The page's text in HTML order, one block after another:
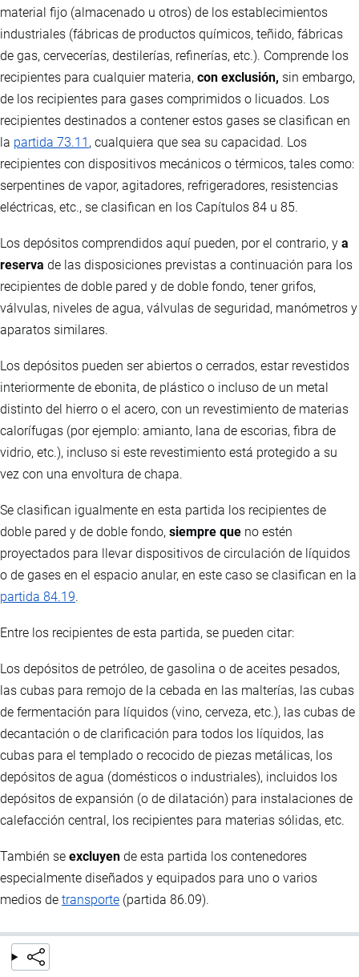
material fijo (almacenado u otros) de los establecimientos
industriales (fábricas de productos químicos, teñido, fábricas
de gas, cervecerías, destilerías, refinerías, etc.). Comprende los
recipientes para cualquier materia, con exclusión, sin embargo,
de los recipientes para gases comprimidos o licuados. Los
recipientes destinados a contener estos gases se clasifican en
la partida 73.11 , cualquiera que sea su capacidad. Los
recipientes con dispositivos mecánicos o térmicos, tales como:
serpentines de vapor, agitadores, refrigeradores, resistencias
eléctricas, etc., se clasifican en los Capítulos 84 u 85.
Los depósitos comprendidos aquí pueden, por el contrario, y a
reserva de las disposiciones previstas a continuación para los
recipientes de doble pared y de doble fondo, tener grifos,
válvulas, niveles de agua, válvulas de seguridad, manómetros y
aparatos similares.
Los depósitos pueden ser abiertos o cerrados, estar revestidos
interiormente de ebonita, de plástico o incluso de un metal
distinto del hierro o el acero, con un revestimiento de materias
calorífugas (por ejemplo: amianto, lana de escorias, fibra de
vidrio, etc.), incluso si este revestimiento está protegido a su
vez con una envoltura de chapa.
Se clasifican igualmente en esta partida los recipientes de
doble pared y de doble fondo, siempre que no estén
proyectados para llevar dispositivos de circulación de líquidos
o de gases en el espacio anular, en este caso se clasifican en la
partida 84.19.
Entre los recipientes de esta partida, se pueden citar:
Los depósitos de petróleo, de gasolina o de aceites pesados,
las cubas para remojo de la cebada en las malterías, las cubas
de fermentación para líquidos (vino, cerveza, etc.), las cubas de
decantación o de clarificación para todos los líquidos, las
cubas para el templado o recocido de piezas metálicas, los
depósitos de agua (domésticos o industriales), incluidos los
depósitos de expansión (o de dilatación) para instalaciones de
calefacción central, los recipientes para materias sólidas, etc.
También se excluyen de esta partida los contenedores
especialmente diseñados y equipados para uno o varios
medios de transporte (partida 86.09).